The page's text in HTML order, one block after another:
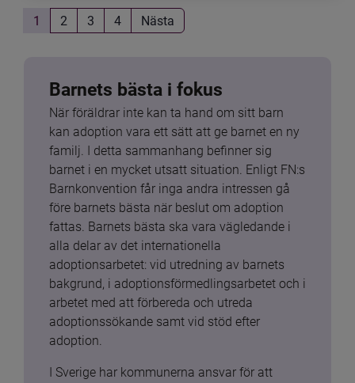
1 2 3 4 Nästa
Barnets bästa i fokus
När föräldrar inte kan ta hand om sitt barn
kan adoption vara ett sätt att ge barnet en ny
familj. I detta sammanhang befinner sig
barnet i en mycket utsatt situation. Enligt FN:s
Barnkonvention får inga andra intressen gå
före barnets bästa när beslut om adoption
fattas. Barnets bästa ska vara vägledande i
alla delar av det internationella
adoptionsarbetet: vid utredning av barnets
bakgrund, i adoptionsförmedlingsarbetet och i
arbetet med att förbereda och utreda
adoptionssökande samt vid stöd efter
adoption.
I Sverige har kommunerna ansvar för att